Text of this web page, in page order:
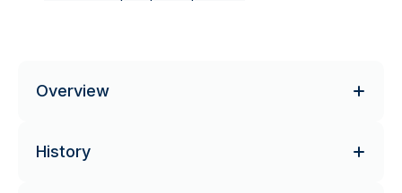
Overview
History